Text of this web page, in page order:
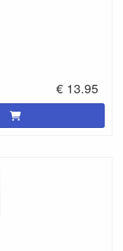
€ 13.95